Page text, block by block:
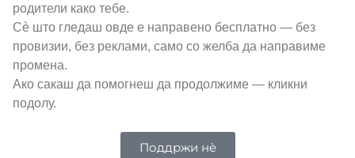
родители како тебе.
Сè што гледаш овде е направено бесплатно — без
провизии, без реклами, само со желба да направиме
промена.
Ако сакаш да помогнеш да продолжиме — кликни
подолу.
Поддржи нѐ